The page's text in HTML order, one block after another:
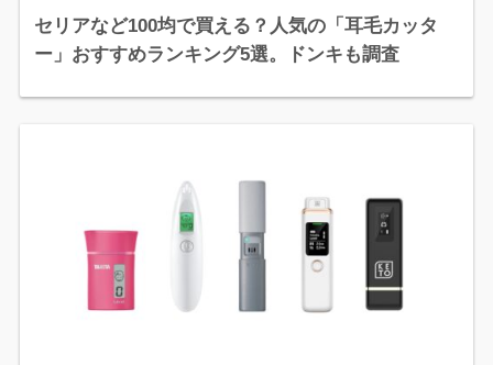
セリアなど100均で買える？人気の「耳毛カッタ
ー」おすすめランキング5選。ドンキも調査